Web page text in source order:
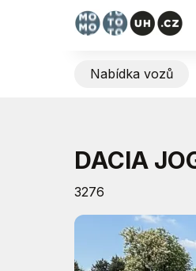
Nabídka vozů
DACIA
3276